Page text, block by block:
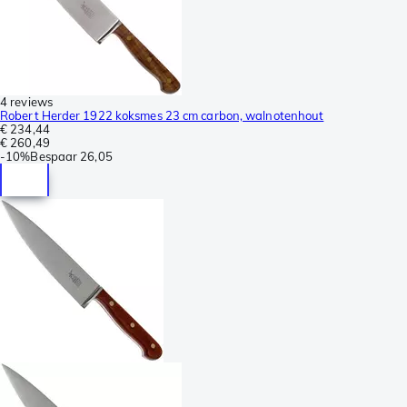
4 reviews
Robert Herder 1922 koksmes 23 cm carbon, walnotenhout
€ 234,44
€ 260,49
-10%Bespaar 26,05